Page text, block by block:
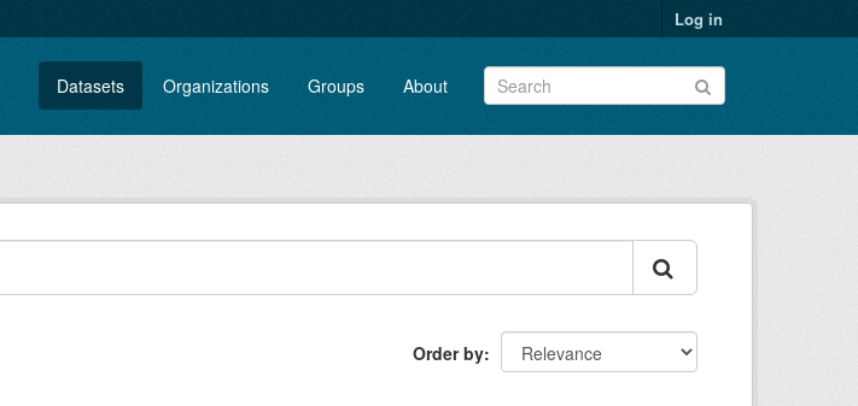
Log in
Datasets Organizations Groups About
Order by